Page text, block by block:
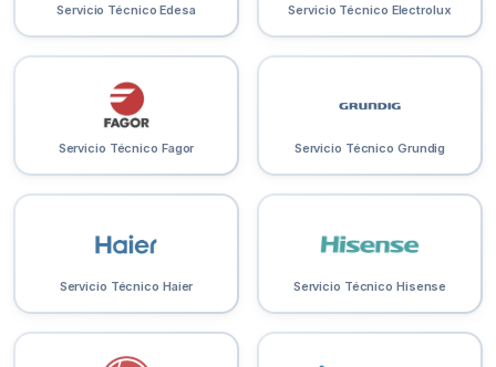
Servicio Técnico Edesa Servicio Técnico Electrolux
Servicio Técnico Fagor Servicio Técnico Grundig
Servicio Técnico Haier Servicio Técnico Hisense